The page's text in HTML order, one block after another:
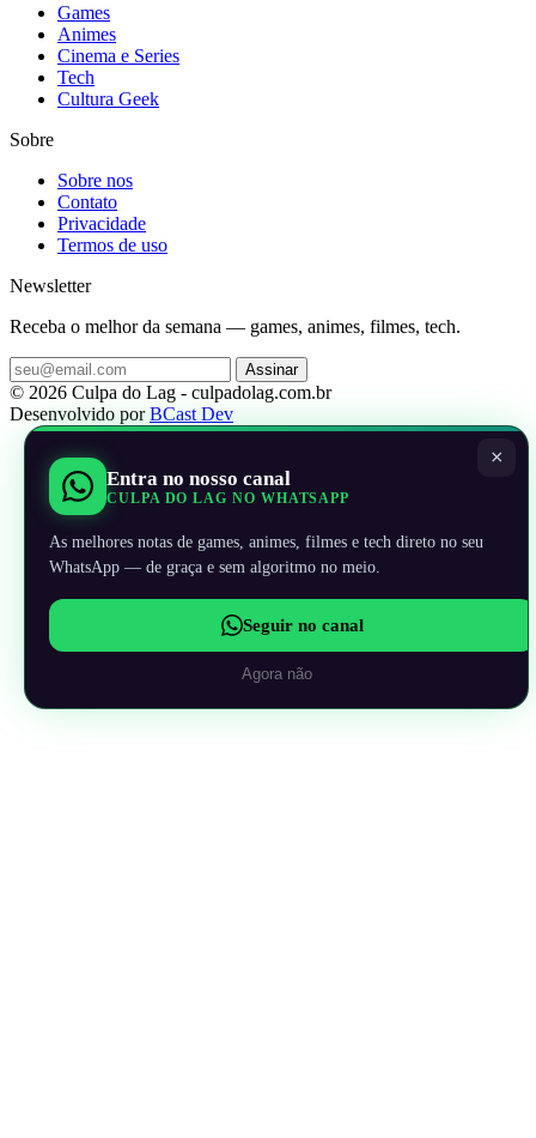
Games
Animes
Cinema e Series
Tech
Cultura Geek
Sobre
Sobre nos
Contato
Privacidade
Termos de uso
Newsletter
Receba o melhor da semana — games, animes, filmes, tech.
Assinar
© 2026 Culpa do Lag - culpadolag.com.br
Desenvolvido porBCast Dev
×
Entra no nosso canal
CULPA DO LAG NO WHATSAPP
As melhores notas de games, animes, filmes e tech direto no seu
WhatsApp — de graça e sem algoritmo no meio.
Seguir no canal
Agora não